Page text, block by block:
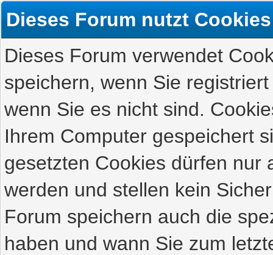
Dieses Forum nutzt Cookies
Dieses Forum verwendet
speichern, wenn Sie
wenn Sie es nicht sind.
Ihrem Computer gespeichert
gesetzten Cookies dürfen nur
werden und stellen kein
Forum speichern auch die
haben und wann Sie zum